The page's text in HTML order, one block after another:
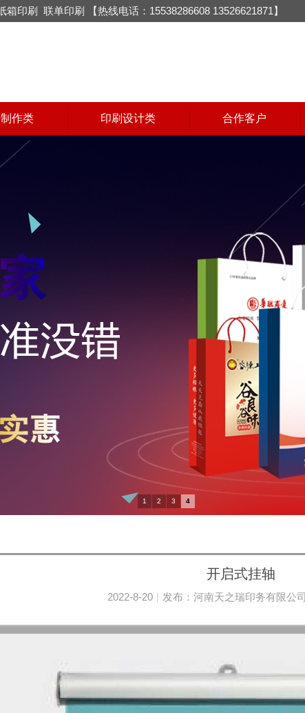
箱印刷 联单印刷 【热线电话：15538286608 13526621871】
作类 印刷设计类 合作客户
1 2 3 4
开启式挂轴
2022-8-20 | 发布： 河南天之瑞印务有限公司